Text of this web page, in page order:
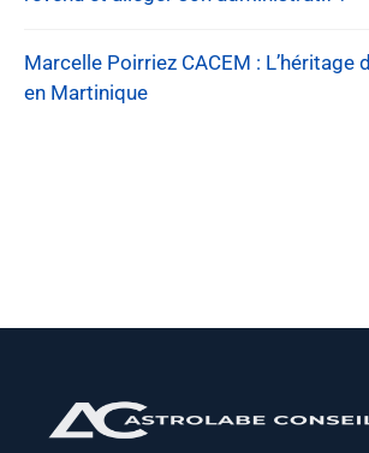
Marcelle Poirriez CACEM : L’héritage
en Martinique